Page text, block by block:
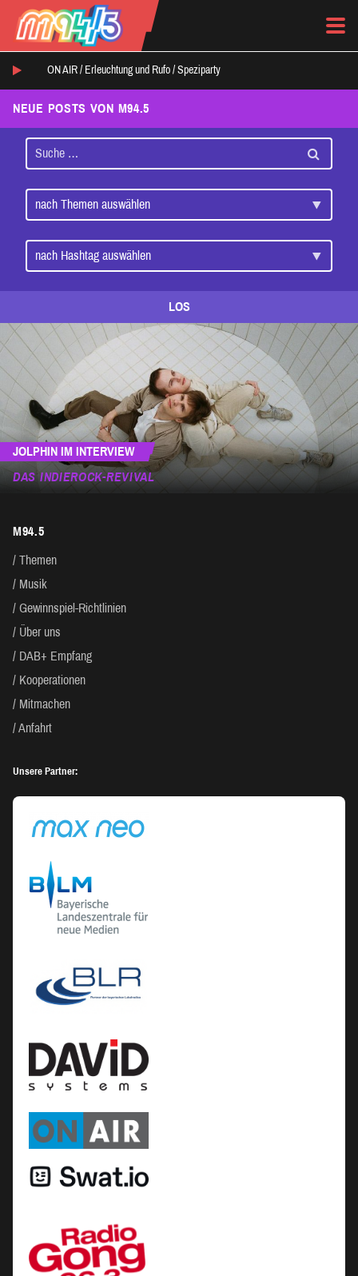
ON AIR / Erleuchtung und Rufo / Speziparty
NEUE POSTS VON M94.5
LOS
JOLPHIN IM INTERVIEW
DAS INDIEROCK-REVIVAL
M94.5
Themen
Musik
Gewinnspiel-Richtlinien
Über uns
DAB+ Empfang
Kooperationen
Mitmachen
Anfahrt
Unsere Partner: